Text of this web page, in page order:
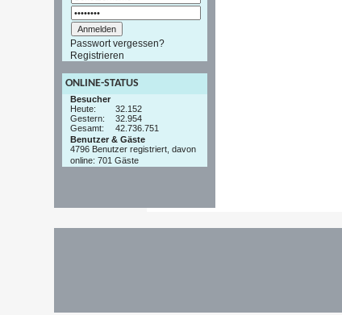
Passwort vergessen?
Registrieren
ONLINE-STATUS
Besucher
Heute:
32.152
Gestern:
32.954
Gesamt:
42.736.751
Benutzer & Gäste
4796 Benutzer registriert, davon
online: 701 Gäste